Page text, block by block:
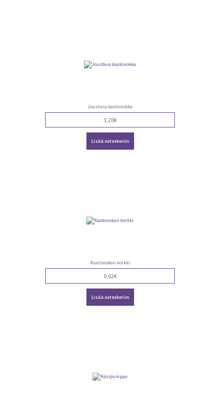
Joustava kaatonokka
3,20€
Lisää ostoskoriin
Kaatonokan korkki
0,62€
Lisää ostoskoriin